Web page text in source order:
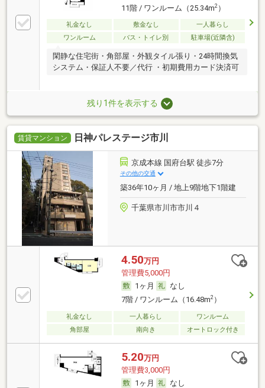
11階 / ワンルーム（25.34m2）
礼金なし 敷金なし
一人暮らし
ワンルーム
バス・トイレ別 駐車場(近隣含)
閑静な住宅街・角部屋・外観タイル張り・24時間換気
システム・保証人不要／代行 ・初期費用カード決済可
残り1件を表示する
賃貸マンション 日神パレステージ市川
京成本線 国府台駅 徒歩7分
その他の交通
築36年10ヶ月 / 地上9階地下1階建
千葉県市川市市川４
4.50万円
管理費5,000円
1ヶ月
なし
7階 / ワンルーム（16.48m2）
礼金なし 一人暮らし
ワンルーム
角部屋
南向き オートロック付き
5.20万円
管理費3,000円
1ヶ月
なし